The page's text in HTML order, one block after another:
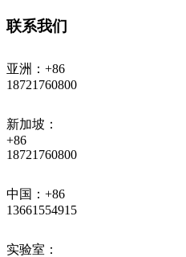
联系我们
亚洲：+86
18721760800
新加坡：
+86
18721760800
中国：+86
13661554915
实验室：